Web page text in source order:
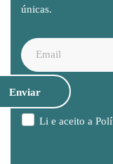
únicas.
Li e aceito a